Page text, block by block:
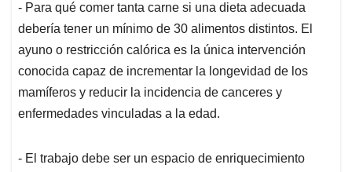
- Para qué comer tanta carne si una dieta adecuada
debería tener un mínimo de 30 alimentos distintos. El
ayuno o restricción calórica es la única intervención
conocida capaz de incrementar la longevidad de los
mamíferos y reducir la incidencia de canceres y
enfermedades vinculadas a la edad.
- El trabajo debe ser un espacio de enriquecimiento